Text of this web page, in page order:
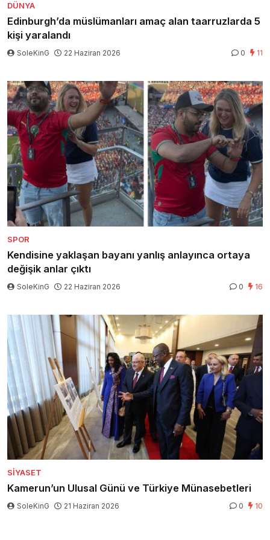
DÜNYA
Edinburgh’da müslümanları amaç alan taarruzlarda 5
kişi yaralandı
SoleKinG 22 Haziran 2026 0 11
SPOR
Kendisine yaklaşan bayanı yanlış anlayınca ortaya
değişik anlar çıktı
SoleKinG 22 Haziran 2026 0 16
SIYASET
Kamerun’un Ulusal Günü ve Türkiye Münasebetleri
SoleKinG 21 Haziran 2026 0 10